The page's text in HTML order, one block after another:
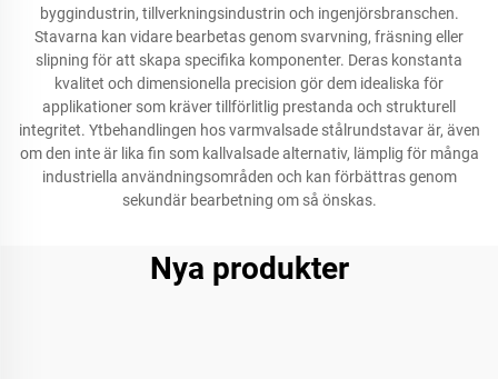
byggindustrin, tillverkningsindustrin och ingenjörsbranschen.
Stavarna kan vidare bearbetas genom svarvning, fräsning eller
slipning för att skapa specifika komponenter. Deras konstanta
kvalitet och dimensionella precision gör dem idealiska för
applikationer som kräver tillförlitlig prestanda och strukturell
integritet. Ytbehandlingen hos varmvalsade stålrundstavar är, även
om den inte är lika fin som kallvalsade alternativ, lämplig för många
industriella användningsområden och kan förbättras genom
sekundär bearbetning om så önskas.
Nya produkter